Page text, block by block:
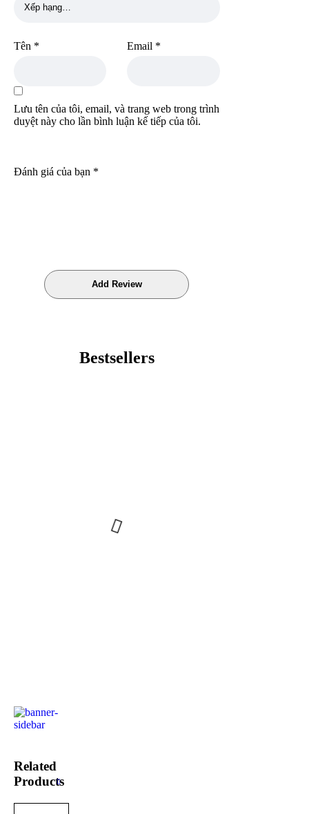
Đánh giá của bạn *
Tên * Email *
Lưu tên của tôi, email, và trang web trong trình
duyệt này cho lần bình luận kế tiếp của tôi.
Bestsellers
Related
Products